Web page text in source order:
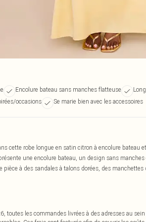
Encolure bateau sans manches flatteuse
occasions
Se marie bien avec les accessoires
cette robe longue en satin citron à encolure bateau
une encolure bateau, un design sans
pièce à des sandales à talons dorées, des
toutes les commandes livrées à des adresses au sein